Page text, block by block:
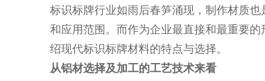
标识标牌行业如雨后春笋涌现，制作材质
和应用范围。而作为企业最直接和最重要
绍现代标识标牌材料的特点与选择。
从铝材选择及加工的工艺技术来看